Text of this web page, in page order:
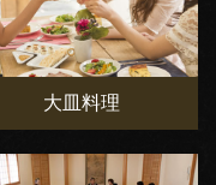
大皿料理